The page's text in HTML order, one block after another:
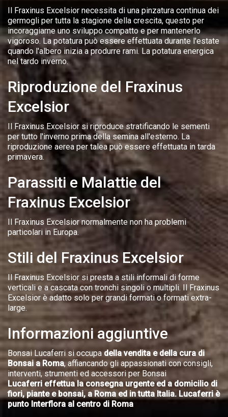
Il Fraxinus Excelsior necessita di una pinzatura continua dei
germogli per tutta la stagione della crescita, questo per
incoraggiarne uno sviluppo compatto e per mantenerlo
vigoroso. La potatura può essere effettuata durante l'estate
quando l'albero inizia a produrre rami. La potatura energica
nel tardo inverno.
Riproduzione del Fraxinus
Excelsior
Il Fraxinus Excelsior si riproduce stratificando le sementi
per tutto l'inverno prima della semina all'esterno. La
riproduzione aerea per talea può essere effettuata in tarda
primavera.
Parassiti e Malattie del
Fraxinus Excelsior
Il Fraxinus Excelsior normalmente non ha problemi
particolari in Europa.
Stili del Fraxinus Excelsior
Il Fraxinus Excelsior si presta a stili informali di forme
verticali e a cascata con tronchi singoli o multipli. Il Fraxinus
Excelsior è adatto solo per grandi formati o formati extra-
large.
Informazioni aggiuntive
Bonsai Lucaferri si occupa della vendita e della cura di
Bonsai a Roma, affiancando gli appassionati con consigli,
interventi, strumenti ed accessori per Bonsai
Lucaferri effettua la consegna urgente ed a domicilio di
fiori, piante e bonsai, a Roma ed in tutta Italia. Lucaferri è
punto Interflora al centro di Roma